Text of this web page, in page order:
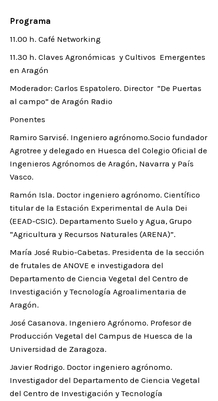
Programa
11.00 h. Café Networking
11.30 h. Claves Agronómicas y Cultivos Emergentes
en Aragón
Moderador: Carlos Espatolero. Director “De Puertas
al campo” de Aragón Radio
Ponentes
Ramiro Sarvisé. Ingeniero agrónomo.Socio fundador
Agrotree y delegado en Huesca del Colegio Oficial de
Ingenieros Agrónomos de Aragón, Navarra y País
Vasco.
Ramón Isla. Doctor ingeniero agrónomo. Científico
titular de la Estación Experimental de Aula Dei
(EEAD-CSIC). Departamento Suelo y Agua, Grupo
“Agricultura y Recursos Naturales (ARENA)”.
María José Rubio-Cabetas. Presidenta de la sección
de frutales de ANOVE e investigadora del
Departamento de Ciencia Vegetal del Centro de
Investigación y Tecnología Agroalimentaria de
Aragón.
José Casanova. Ingeniero Agrónomo. Profesor de
Producción Vegetal del Campus de Huesca de la
Universidad de Zaragoza.
Javier Rodrigo. Doctor ingeniero agrónomo.
Investigador del Departamento de Ciencia Vegetal
del Centro de Investigación y Tecnología